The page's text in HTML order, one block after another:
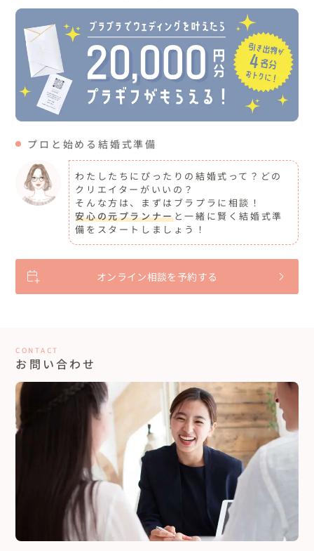
プロと始める結婚式準備
わたしたちにぴったりの結婚式って？どの
クリエイターがいいの？
そんな方は、まずはブラプラに相談！
安心の元プランナーと一緒に賢く結婚式準
備をスタートしましょう！
オンライン相談を予約する
CONTACT
お問い合わせ